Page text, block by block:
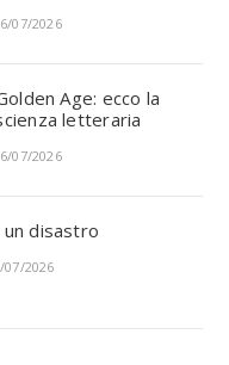
07/2026
Age: ecco la
letteraria
07/2026
disastro
07/2026